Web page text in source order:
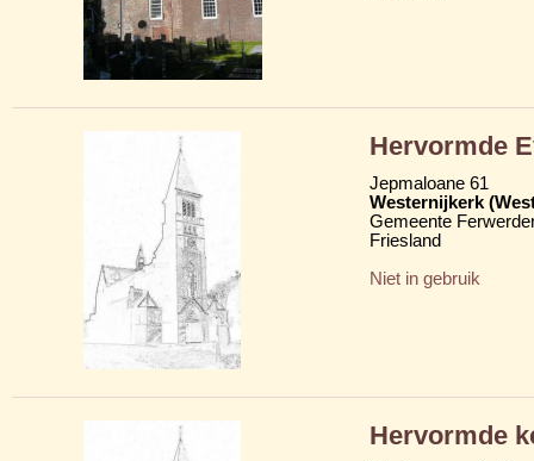
Hervormde
Jepmaloane 61
Westernijkerk
Gemeente
Friesland
Niet in gebruik
Hervormde